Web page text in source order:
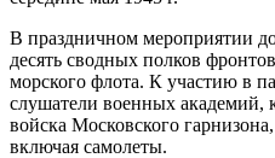
В праздничном мероприятии
десять сводных полков
морского флота. К участию в
слушатели военных
войска Московского
включая самолеты.